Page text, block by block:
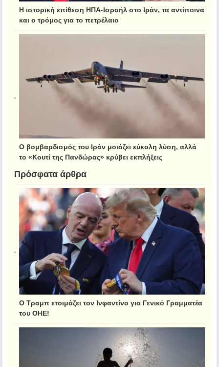
Η ιστορική επίθεση ΗΠΑ-Ισραήλ στο Ιράν, τα αντίποινα
και ο τρόμος για το πετρέλαιο
Ο βομβαρδισμός του Ιράν μοιάζει εύκολη λύση, αλλά
το «Κουτί της Πανδώρας» κρύβει εκπλήξεις
Πρόσφατα άρθρα
Ο Τραμπ ετοιμάζει τον Ινφαντίνο για Γενικό Γραμματέα
του ΟΗΕ!